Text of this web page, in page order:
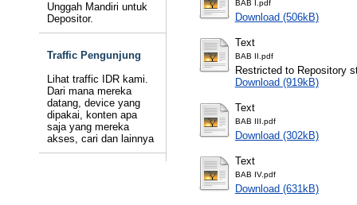
Unggah Mandiri untuk
Depositor.
Traffic Pengunjung
Lihat traffic IDR kami.
Dari mana mereka
datang, device yang
dipakai, konten apa
saja yang mereka
akses, cari dan lainnya
BAB I.pdf
Download (506kB)
Text
BAB II.pdf
Restricted to Repository
Download (919kB)
Text
BAB III.pdf
Download (302kB)
Text
BAB IV.pdf
Download (631kB)